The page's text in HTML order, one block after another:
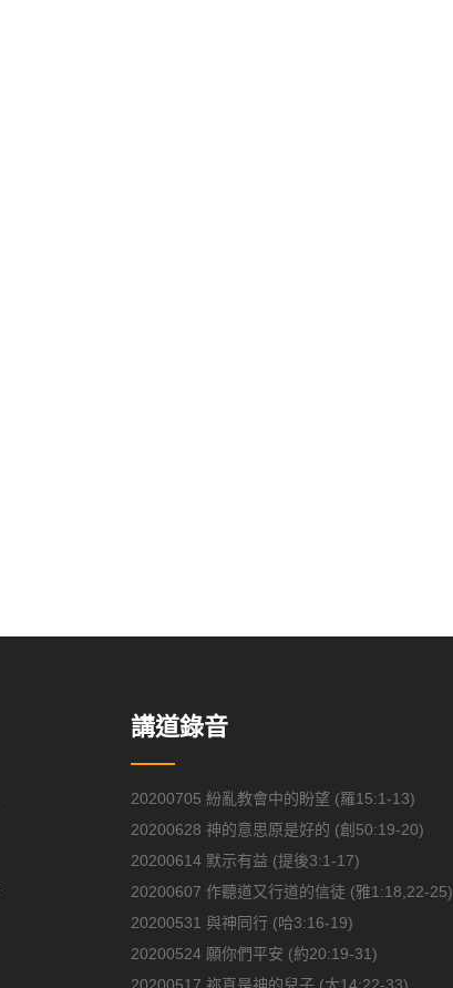
講道錄音
20200705 紛亂教會中的盼望 (羅15:1-13)
20200628 神的意思原是好的 (創50:19-20)
20200614 默示有益 (提後3:1-17)
20200607 作聽道又行道的信徒 (雅1:18,22-25)
20200531 與神同行 (哈3:16-19)
20200524 願你們平安 (約20:19-31)